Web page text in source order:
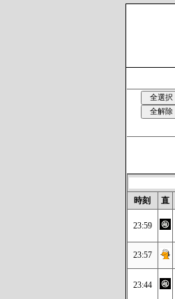
時刻
直
23:59
23:57
23:44